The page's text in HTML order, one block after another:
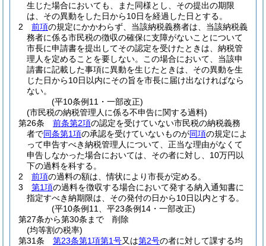
生じた場合においても、また同様とし、その提出の期限
は、その異動をした日から10日を経過した日とする。
2
前項の規定にかかわらず、当該納税義務者は、当該納税義
務者に係る市民税の徴収の確保に支障がないことについて
市長に申請書を提出してその認定を受けたときは、納税管
理人を定めることを要しない。
この場合において、当該申
請書に記載した事項に異動を生じたときは、その異動を生
じた日から10日以内にその旨を市長に届け出なければなら
ない。
(平10条例11・一部改正)
(市民税の納税管理人に係る不申告に関する過料)
第26条
前条第2項の認定を受けていない市民税の納税義務
者で同条第1項の承認を受けていないものが同項の規定によ
って申告すべき納税管理人について、正当な理由がなくて
申告しなかった場合においては、その者に対し、10万円以
下の過料を科する。
2
前項の過料の額は、情状により市長が定める。
3
第1項の過料を徴収する場合において発する納入通知書に
指定すべき納期限は、その発付の日から10日以内とする。
(平10条例11、平23条例14・一部改正)
第27条から第30条まで
削除
(均等割の税率)
第31条
第23条第1項第1号又は第2号の者に対して課する均